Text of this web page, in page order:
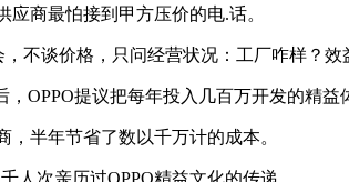
应商最怕接到甲方压价的电.话。
不谈价格，只问经营状况：工厂咋样？效
，OPPO提议把每年投入几百万开发的精
半年节省了数以千万计的成本。
人次亲历过OPPO精益文化的传递。